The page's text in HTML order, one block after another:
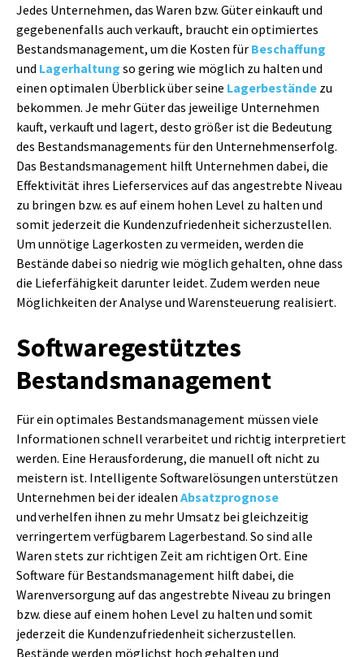
Jedes Unternehmen, das Waren bzw. Güter einkauft und
gegebenenfalls auch verkauft, braucht ein optimiertes
Bestandsmanagement, um die Kosten für Beschaffung
und Lagerhaltung so gering wie möglich zu halten und
einen optimalen Überblick über seine Lagerbestände zu
bekommen. Je mehr Güter das jeweilige Unternehmen
kauft, verkauft und lagert, desto größer ist die Bedeutung
des Bestandsmanagements für den Unternehmenserfolg.
Das Bestandsmanagement hilft Unternehmen dabei, die
Effektivität ihres Lieferservices auf das angestrebte Niveau
zu bringen bzw. es auf einem hohen Level zu halten und
somit jederzeit die Kundenzufriedenheit sicherzustellen.
Um unnötige Lagerkosten zu vermeiden, werden die
Bestände dabei so niedrig wie möglich gehalten, ohne dass
die Lieferfähigkeit darunter leidet. Zudem werden neue
Möglichkeiten der Analyse und Warensteuerung realisiert.
Softwaregestütztes
Bestandsmanagement
Für ein optimales Bestandsmanagement müssen viele
Informationen schnell verarbeitet und richtig interpretiert
werden. Eine Herausforderung, die manuell oft nicht zu
meistern ist. Intelligente Softwarelösungen unterstützen
Unternehmen bei der idealen Absatzprognose
und verhelfen ihnen zu mehr Umsatz bei gleichzeitig
verringertem verfügbarem Lagerbestand. So sind alle
Waren stets zur richtigen Zeit am richtigen Ort. Eine
Software für Bestandsmanagement hilft dabei, die
Warenversorgung auf das angestrebte Niveau zu bringen
bzw. diese auf einem hohen Level zu halten und somit
jederzeit die Kundenzufriedenheit sicherzustellen.
Bestände werden möglichst hoch gehalten und